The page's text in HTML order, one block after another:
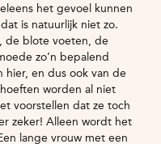
het gevoel kunnen
is natuurlijk niet zo.
de blote voeten, de
zo’n bepalend
en dus ook van de
worden al niet
voorstellen dat ze toch
zeker! Alleen wordt het
lange vrouw met een